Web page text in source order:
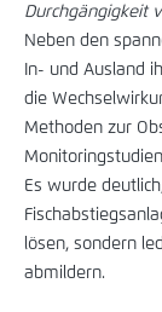
Durchgängigkeit
Neben den
In- und Ausland
die
Methoden zur
Es wurde
lösen, sondern
abmildern.